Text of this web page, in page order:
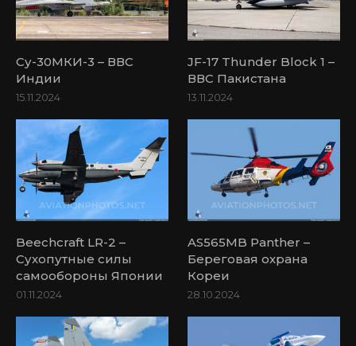
Су-30МКИ-3 – ВВС
Индии
15.11.2024
JF-17 Thunder Block 1 –
ВВС Пакистана
13.11.2024
Beechcraft LR-2 –
Сухопутные силы
самообороны Японии
01.11.2024
AS565MB Panther –
Береговая охрана
Кореи
28.10.2024